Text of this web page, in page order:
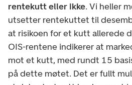
rentekutt eller ikke. Vi heller
utsetter rentekuttet til
at risikoen for et kutt allerede
OIS-rentene indikerer at
mot et kutt, med rundt 15
på dette møtet. Det er fullt